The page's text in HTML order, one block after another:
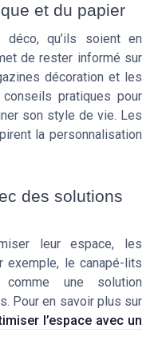
et du papier
déco, qu’ils soient en
de rester informé sur
décoration et les
pratiques pour
son style de vie. Les
la personnalisation
des solutions
leur espace, les
exemple, le canapé-lits
comme une solution
Pour en savoir plus sur
l’espace avec un